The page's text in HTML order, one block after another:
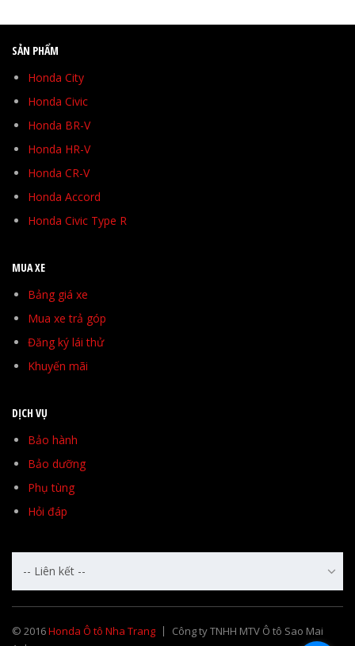
SẢN PHẨM
Honda City
Honda Civic
Honda BR-V
Honda HR-V
Honda CR-V
Honda Accord
Honda Civic Type R
MUA XE
Bảng giá xe
Mua xe trả góp
Đăng ký lái thử
Khuyến mãi
DỊCH VỤ
Bảo hành
Bảo dưỡng
Phụ tùng
Hỏi đáp
-- Liên kết --
© 2016Honda Ô tô Nha Trang
Công ty TNHH MTV Ô tô Sao Mai